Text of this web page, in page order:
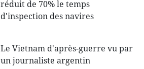
réduit de 70% le temps
d'inspection des navires
Le Vietnam d'après-guerre vu par
un journaliste argentin